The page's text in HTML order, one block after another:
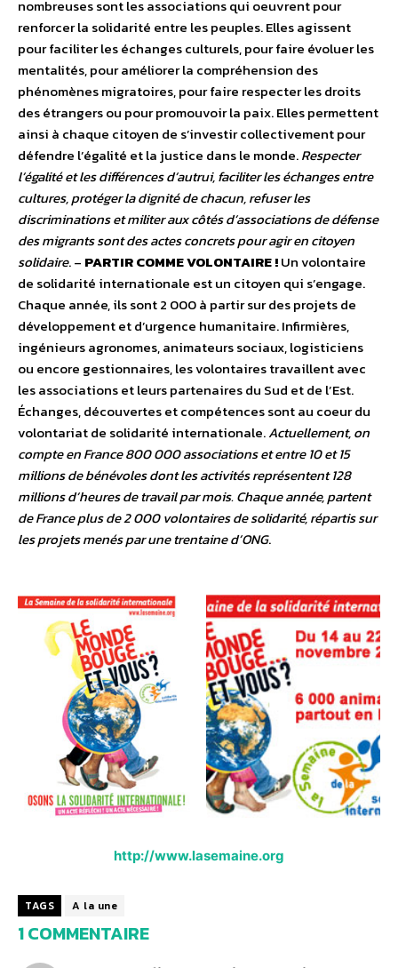
nombreuses sont les associations qui oeuvrent pour
renforcer la solidarité entre les peuples. Elles agissent
pour faciliter les échanges culturels, pour faire évoluer les
mentalités, pour améliorer la compréhension des
phénomènes migratoires, pour faire respecter les droits
des étrangers ou pour promouvoir la paix. Elles permettent
ainsi à chaque citoyen de s’investir collectivement pour
défendre l’égalité et la justice dans le monde.Respecter
l’égalité et les différences d’autrui, faciliter les échanges entre
cultures, protéger la dignité de chacun, refuser les
discriminations et militer aux côtés d’associations de défense
des migrants sont des actes concrets pour agir en citoyen
solidaire. – PARTIR COMME VOLONTAIRE !Un volontaire
de solidarité internationale est un citoyen qui s’engage.
Chaque année, ils sont 2 000 à partir sur des projets de
développement et d’urgence humanitaire. Infirmières,
ingénieurs agronomes, animateurs sociaux, logisticiens
ou encore gestionnaires, les volontaires travaillent avec
les associations et leurs partenaires du Sud et de l’Est.
Échanges, découvertes et compétences sont au coeur du
volontariat de solidarité internationale.Actuellement, on
compte en France 800 000 associations et entre 10 et 15
millions de bénévoles dont les activités représentent 128
millions d’heures de travail par mois. Chaque année, partent
de France plus de 2 000 volontaires de solidarité, répartis sur
les projets menés par une trentaine d’ONG.
http://www.lasemaine.org
TAGS A la une
1 COMMENTAIRE